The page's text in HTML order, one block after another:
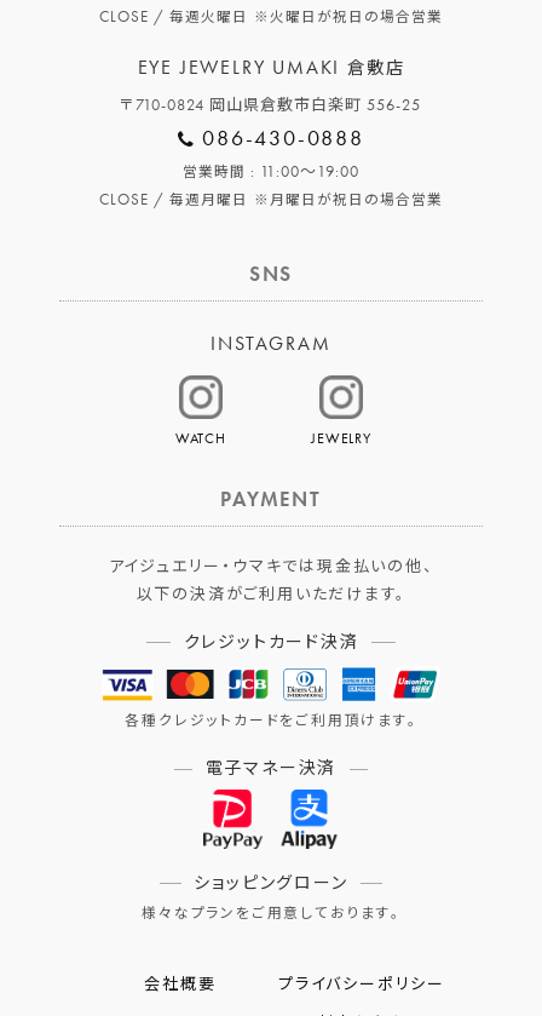
CLOSE /毎週火曜日 ※火曜日が祝日の場合営業
EYE JEWELRY UMAKI 倉敷店
〒710-0824 岡山県倉敷市白楽町 556-25
086-430-0888
営業時間 : 11:00～19:00
CLOSE /毎週月曜日 ※月曜日が祝日の場合営業
SNS
INSTAGRAM
WATCH JEWELRY
PAYMENT
アイジュエリー・ウマキでは現金払いの他、
以下の決済がご利用いただけます。
クレジットカード決済
各種クレジットカードをご利用頂けます。
電子マネー決済
ショッピングローン
様々なプランをご用意しております。
会社概要
プライバシーポリシー